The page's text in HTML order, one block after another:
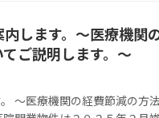
します。～医療機関
ご説明します。～
～医療機関の経費節減の方